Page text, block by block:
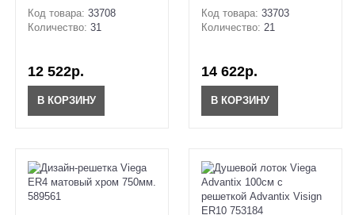
Код товара: 33708
Количество: 31
12 522р.
В КОРЗИНУ
Код товара: 33703
Количество: 21
14 622р.
В КОРЗИНУ